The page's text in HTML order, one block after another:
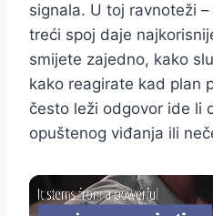
signala. U toj ravnoteži
treći spoj daje
smijete zajedno, kako
kako reagirate kad plan
često leži odgovor ide li
opuštenog viđanja ili